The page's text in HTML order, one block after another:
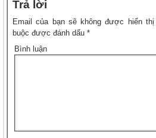
Trả lời
Email của bạn sẽ không được hiển thị
buộc được đánh dấu *
Bình luận